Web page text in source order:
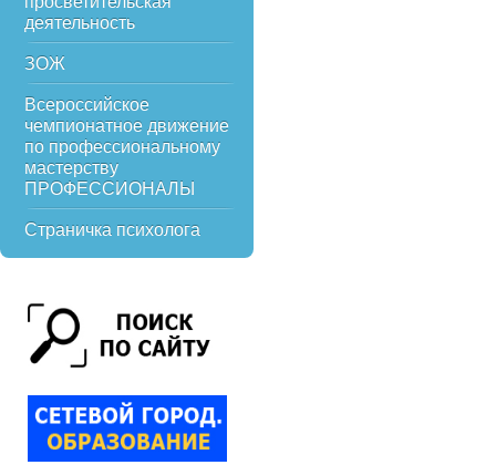
деятельность
ЗОЖ
Всероссийское
чемпионатное движение
по профессиональному
мастерству
ПРОФЕССИОНАЛЫ
Страничка психолога